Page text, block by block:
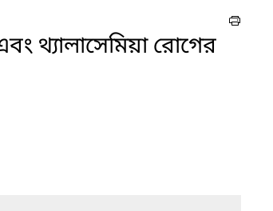
থ্যালাসেমিয়া রোগের